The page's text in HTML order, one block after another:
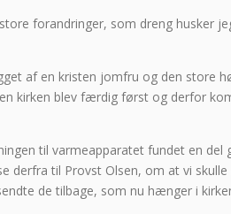
forandringer, som dreng husker
af en kristen jomfru og den store
kirken blev færdig først og derfor
til varmeapparatet fundet en
derfra til Provst Olsen, om at vi
de tilbage, som nu hænger i